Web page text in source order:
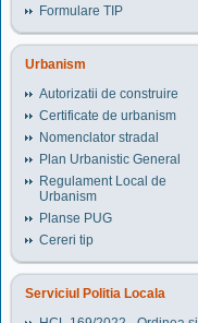
Formulare TIP
Urbanism
Autorizatii de construire
Certificate de urbanism
Nomenclator stradal
Plan Urbanistic General
Regulament Local de
Urbanism
Planse PUG
Cereri tip
Serviciul Politia Locala